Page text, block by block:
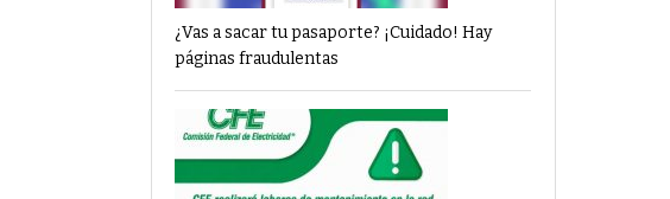
¿Vas a sacar tu pasaporte? ¡Cuidado! Hay
páginas fraudulentas